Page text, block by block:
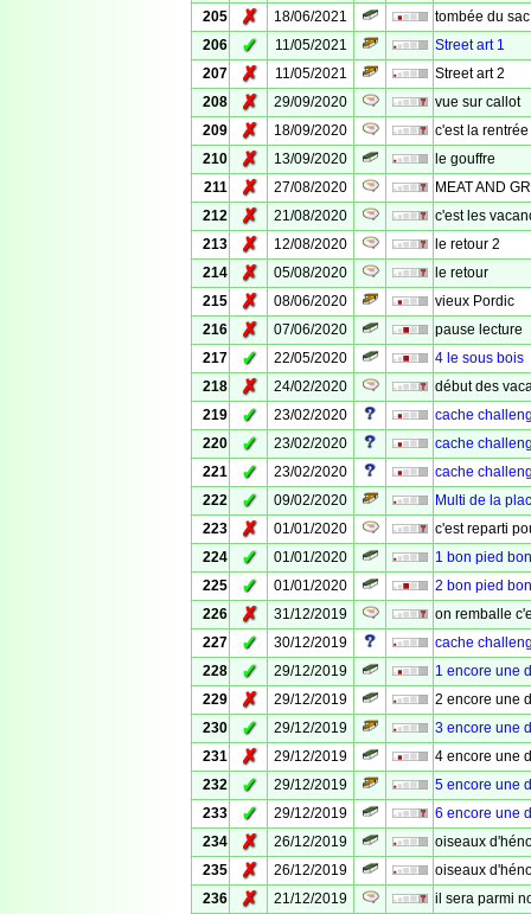
205 ✗ 18/06/2021
tombée du
206
✓ 11/05/2021
Street art 1
207
✗ 11/05/2021
Street art 2
208
✗ 29/09/2020
vue sur callot
209
✗ 18/09/2020
c'est la rentrée
210
✗ 13/09/2020
le gouffre
211
✗ 27/08/2020
MEAT AND
212
✗ 21/08/2020
c'est les
213
✗ 12/08/2020
le retour 2
214
✗ 05/08/2020
le retour
215
✗ 08/06/2020
vieux Pordic
216
✗ 07/06/2020
pause lecture
217
✓ 22/05/2020
4 le sous bois
218
✗ 24/02/2020
début des
219
✓ 23/02/2020
cache
220
✓ 23/02/2020
cache
221
✓ 23/02/2020
cache
222
✓ 09/02/2020
Multi de la
223
✗ 01/01/2020
c'est reparti
224
✓ 01/01/2020
1 bon pied
225
✓ 01/01/2020
2 bon pied
226
✗ 31/12/2019
on remballe
227
✓ 30/12/2019
cache
228
✓ 29/12/2019
1 encore une
229
✗ 29/12/2019
2 encore une
230
✓ 29/12/2019
3 encore une
231
✗ 29/12/2019
4 encore une
232
✓ 29/12/2019
5 encore une
233
✓ 29/12/2019
6 encore une
234
✗ 26/12/2019
oiseaux
235
✗ 26/12/2019
oiseaux
236
✗ 21/12/2019
il sera parmi